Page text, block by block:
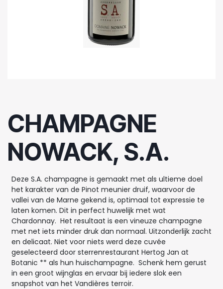
CHAMPAGNE
NOWACK, S.A.
Deze S.A. champagne is gemaakt met als ultieme doel
het karakter van de Pinot meunier druif, waarvoor de
vallei van de Marne gekend is, optimaal tot expressie te
laten komen. Dit in perfect huwelijk met wat
Chardonnay. Het resultaat is een vineuze champagne
met net iets minder druk dan normaal. Uitzonderlijk zacht
en delicaat. Niet voor niets werd deze cuvée
geselecteerd door sterrenrestaurant Hertog Jan at
Botanic ** als hun huischampagne. Schenk hem gerust
in een groot wijnglas en ervaar bij iedere slok een
snapshot van het Vandières terroir.